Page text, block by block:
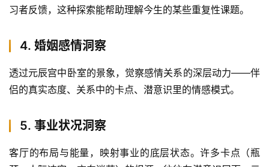
习者反馈，这种探索能帮助理解今生的某些重复性课题。
4. 婚姻感情洞察
透过元辰宫中卧室的景象，觉察感情关系的深层动力——伴
侣的真实态度、关系中的卡点、潜意识里的情感模式。
5. 事业状况洞察
客厅的布局与能量，映射事业的底层状态。许多卡点（瓶